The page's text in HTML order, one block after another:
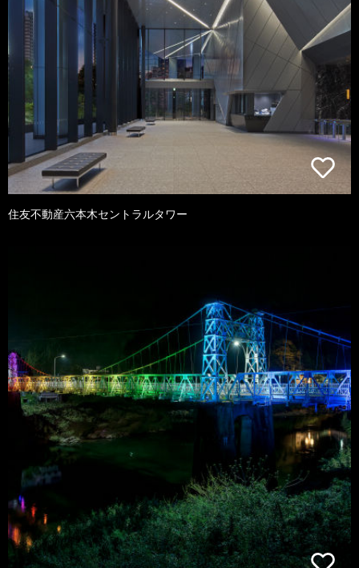
住友不動産六本木セントラルタワー